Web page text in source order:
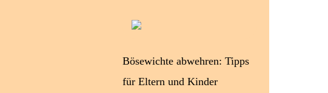
Bösewichte abwehren: Tipps
für Eltern und Kinder